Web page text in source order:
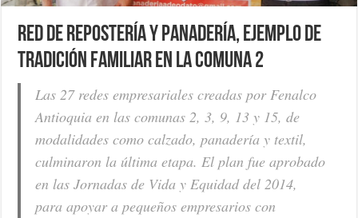
Red de Repostería y Panadería, ejemplo de
tradición familiar en la Comuna 2
Las 27 redes empresariales creadas por Fenalco
Antioquia en las comunas 2, 3, 9, 13 y 15, de
modalidades como calzado, panadería y textil,
culminaron la última etapa. El plan fue aprobado
en las Jornadas de Vida y Equidad del 2014,
para apoyar a pequeños empresarios con